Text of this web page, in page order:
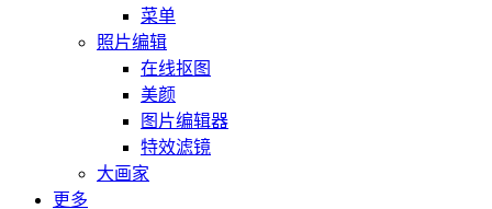
菜单
照片编辑
在线抠图
美颜
图片编辑器
特效滤镜
大画家
更多